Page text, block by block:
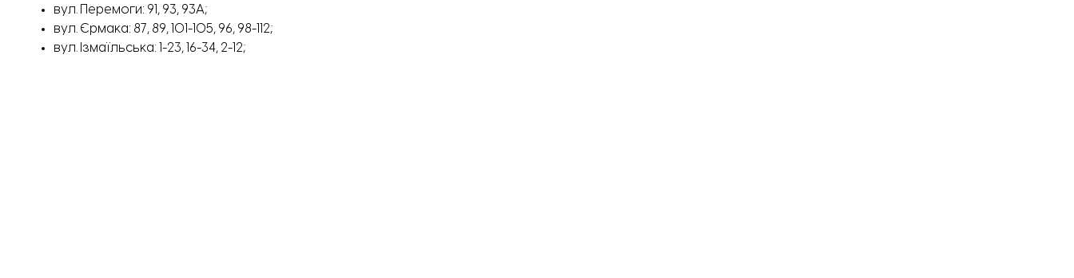
вул. Перемоги: 91, 93, 93А;
вул. Єрмака: 87, 89, 101-105, 96, 98-112;
вул. Ізмаїльська: 1-23, 16-34, 2-12;